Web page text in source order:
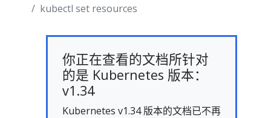
kubectl set resources
你正在查看的文档所针对
的是 Kubernetes 版本：
v1.34
Kubernetes v1.34 版本的文档已不再